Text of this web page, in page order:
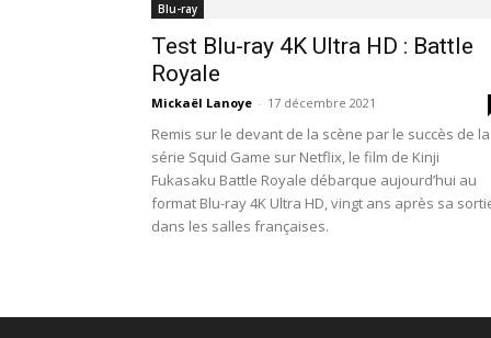
Blu-ray
Test Blu-ray 4K Ultra HD : Battle
Royale
Mickaël Lanoye - 17 décembre 2021
Remis sur le devant de la scène par le succès de la
série Squid Game sur Netflix, le film de Kinji
Fukasaku Battle Royale débarque aujourd’hui au
format Blu-ray 4K Ultra HD, vingt ans après sa
dans les salles françaises.